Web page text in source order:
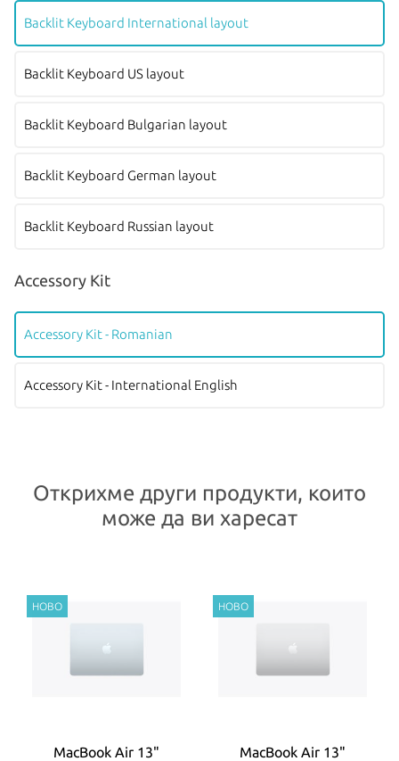
Backlit Keyboard International layout
Backlit Keyboard US layout
Backlit Keyboard Bulgarian layout
Backlit Keyboard German layout
Backlit Keyboard Russian layout
Accessory Kit
Accessory Kit - Romanian
Accessory Kit - International English
Открихме други продукти, които
може да ви харесат
MacBook Air 13" MacBook Air 13"